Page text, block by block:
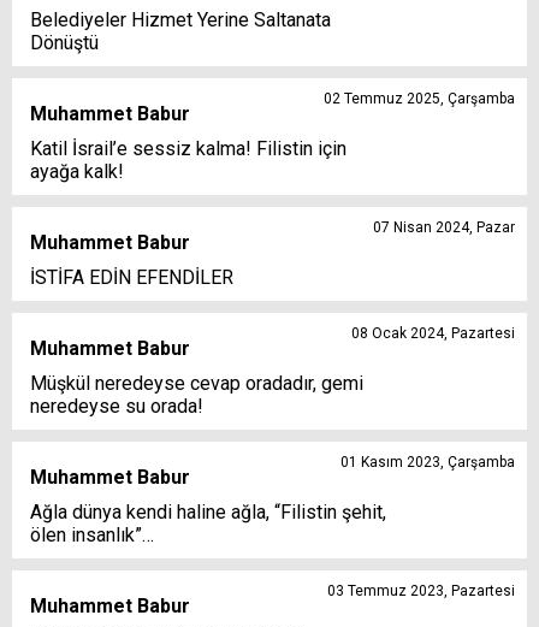
Belediyeler Hizmet Yerine Saltanata
Dönüştü
Muhammet Babur
Katil İsrail’e sessiz kalma! Filistin için
ayağa kalk!
02 Temmuz 2025, Çarşamba
Muhammet Babur
İSTİFA EDİN EFENDİLER
07 Nisan 2024, Pazar
Muhammet Babur
Müşkül neredeyse cevap oradadır, gemi
neredeyse su orada!
08 Ocak 2024, Pazartesi
Muhammet Babur
Ağla dünya kendi haline ağla, “Filistin şehit,
ölen insanlık”…
01 Kasım 2023, Çarşamba
Muhammet Babur
03 Temmuz 2023, Pazartesi